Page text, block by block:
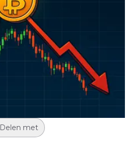
Delen met